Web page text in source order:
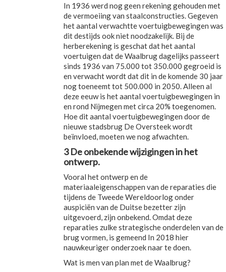
In 1936 werd nog geen rekening gehouden met
de vermoeiing van staalconstructies. Gegeven
het aantal verwachtte voertuigbewegingen was
dit destijds ook niet noodzakelijk. Bij de
herberekening is geschat dat het aantal
voertuigen dat de Waalbrug dagelijks passeert
sinds 1936 van 75.000 tot 350.000 gegroeid is
en verwacht wordt dat dit in de komende 30 jaar
nog toeneemt tot 500.000 in 2050. Alleen al
deze eeuw is het aantal voertuigbewegingen in
en rond Nijmegen met circa 20% toegenomen.
Hoe dit aantal voertuigbewegingen door de
nieuwe stadsbrug De Oversteek wordt
beïnvloed, moeten we nog afwachten.
3 De onbekende wijzigingen in het
ontwerp.
Vooral het ontwerp en de
materiaaleigenschappen van de reparaties die
tijdens de Tweede Wereldoorlog onder
auspiciën van de Duitse bezetter zijn
uitgevoerd, zijn onbekend. Omdat deze
reparaties zulke strategische onderdelen van de
brug vormen, is gemeend In 2018 hier
nauwkeuriger onderzoek naar te doen.
Wat is men van plan met de Waalbrug?